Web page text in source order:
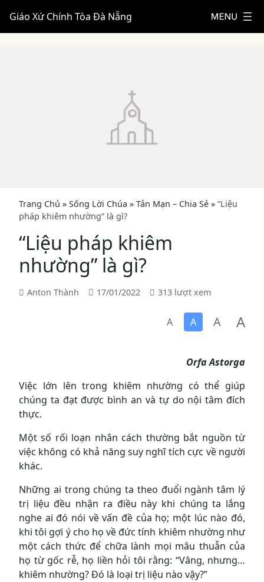
Giáo Xứ Chính Tòa Đà Nẵng
Trang Chủ » Sống Lời Chúa » Tản Mạn – Chia Sẻ » “Liệu
pháp khiêm nhường” là gì?
“Liệu pháp khiêm
nhường” là gì?
Anton Thành 17/01/2022 313 lượt xem
A A A A
Orfa Astorga
Việc lớn lên trong khiêm nhường có thể giúp
chúng ta đạt được bình an và tự do nội tâm đích
thực.
Một số rối loạn nhân cách thường bắt nguồn từ
việc không có khả năng suy nghĩ tích cực về người
khác.
Những ai trong chúng ta theo đuổi ngành tâm lý
trị liệu đều nhận ra điều này khi chúng ta lắng
nghe ai đó nói về vấn đề của họ; một lúc nào đó,
khi tôi gợi ý cho họ về đức tính khiêm nhường như
một cách thức để chữa lành mọi mâu thuẫn của
họ từ gốc rễ, họ liền hỏi tôi rằng: “Vâng, nhưng…
khiêm nhường? Đó là loại trị liệu nào vậy?”